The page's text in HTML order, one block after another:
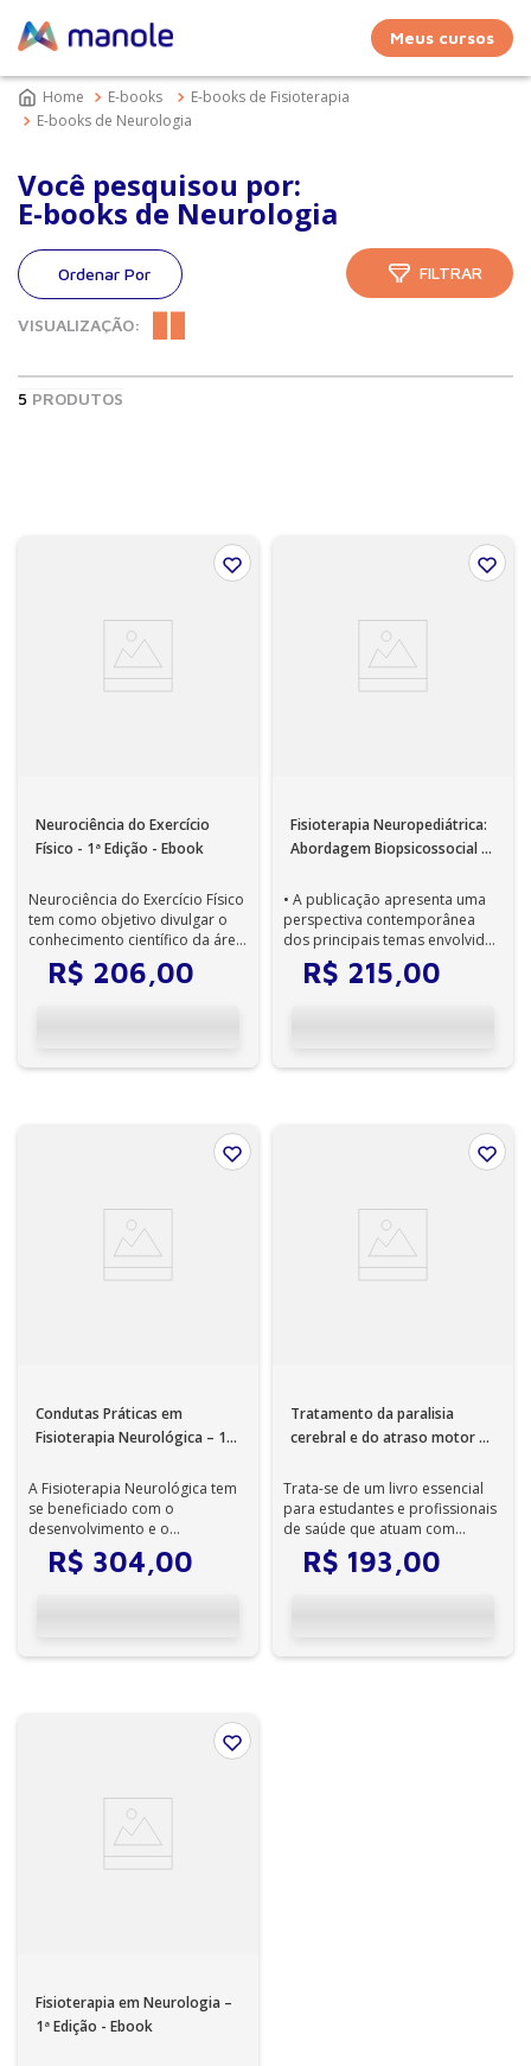
Meus cursos
E-books
E-books de Fisioterapia
E-books de Neurologia
Você pesquisou por:
E-books de Neurologia
VISUALIZAÇÃO:
FILTRAR
5 PRODUTOS
Neurociência do Exercício
Físico - 1ª Edição - Ebook
Neurociência do Exercício Físico
tem como objetivo divulgar o
conhecimento científico da área
de forma didática e aplica...
R$ 206,00
Fisioterapia Neuropediátrica:
Abordagem Biopsicossocial 1ª
• A publicação apresenta uma
perspectiva contemporânea
dos principais temas envolvidos
na avaliação e intervenção de
lac...R$ 215,00
Condutas Práticas em
Fisioterapia Neurológica – 1ª
A Fisioterapia Neurológica tem
se beneficiado com o
desenvolvimento e o
aprimoramento de técnicas
terapêuticas. Abordand...
R$ 304,00
Tratamento da paralisia
cerebral e do atraso motor –
Trata-se de um livro essencial
para estudantes e profissionais
de saúde que atuam com
pacientes de todas as idades
com p...
R$ 193,00
Fisioterapia em Neurologia –
1ª Edição - Ebook